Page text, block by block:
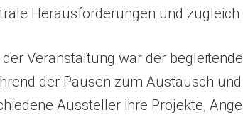
Herausforderungen und zugleich
Veranstaltung war der begleitende
der Pausen zum Austausch
Aussteller ihre Projekte,